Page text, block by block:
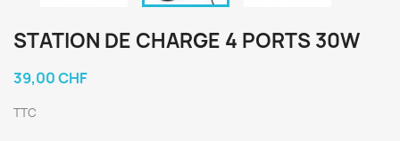
STATION DE CHARGE 4 PORTS 30W
39,00 CHF
TTC